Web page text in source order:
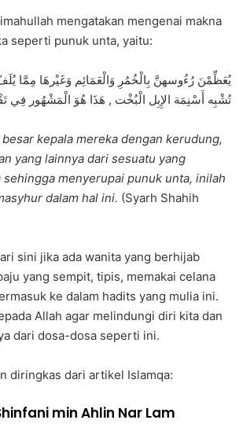
mengatakan mengenai makna
seperti punuk unta, yaitu:
يُعَظِّمْنَ رُءُوسهنَّ بِالْخُمُرِ وَالْعَمَائِم وَغَيْرهَا مِمَّا
تُشْبِه أَسْنِمَة الإِبِل الْبُخْت , هَذَا هُوَ الْمَشْهُور فِي
kepala mereka dengan kerudung,
yang lainnya dari sesuatu yang
menyerupai punuk unta, inilah
dalam hal ini. (Syarh Shahih
sini jika ada wanita yang berhijab
yang sempit, tipis, memakai celana
ke dalam hadits yang mulia ini.
Allah agar melindungi diri kita dan
dari dosa-dosa seperti ini.
diringkas dari artikel Islamqa:
min Ahlin Nar Lam